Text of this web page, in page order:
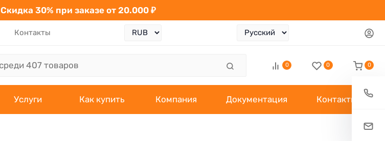
Скидка 30% при заказе от 20.000 ₽
Контакты
0 0 0
Услуги Как купить Компания Документация Контакты